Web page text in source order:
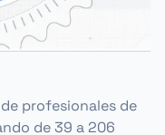
profesionales de
de 39 a 206